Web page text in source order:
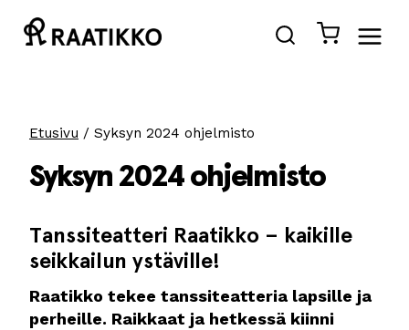
sisältöön
Etusivu / Syksyn 2024 ohjelmisto
Syksyn 2024 ohjelmisto
Tanssiteatteri Raatikko – kaikille
seikkailun ystäville!
Raatikko tekee tanssiteatteria lapsille ja
perheille. Raikkaat ja hetkessä kiinni